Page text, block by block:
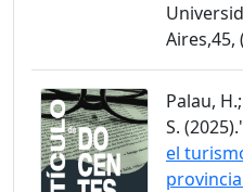
Aires,45,
Palau,
S.
el